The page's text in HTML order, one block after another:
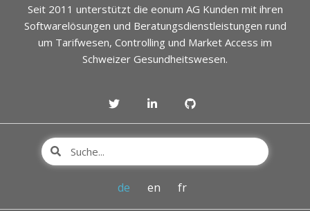
Seit 2011 unterstützt die eonum AG Kunden mit ihren
Softwarelösungen und Beratungsdienstleistungen rund
um Tarifwesen, Controlling und Market Access im
Schweizer Gesundheitswesen.
de en fr